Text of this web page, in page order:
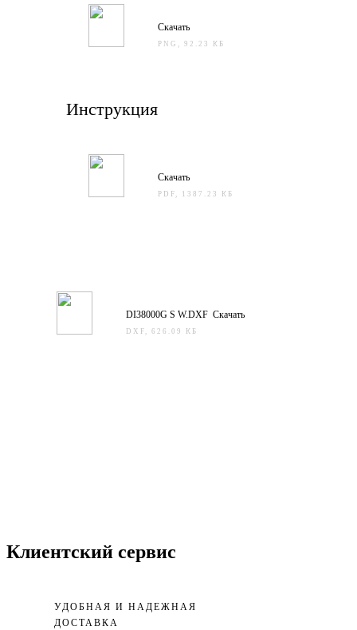
Скачать
PNG, 92.23 КБ
Инструкция
Скачать
PDF, 1387.23 КБ
DI38000G S W.DXF Скачать
DXF, 626.09 КБ
Клиентский сервис
УДОБНАЯ И НАДЕЖНАЯ
ДОСТАВКА